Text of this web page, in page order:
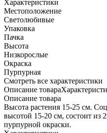
Характеристики
Местоположение
Светолюбивые
Упаковка
Пачка
Высота
Низкорослые
Окраска
Пурпурная
Cмотреть все характеристики
Описание товара
Описание товара
Высота растения 15-25 см.
высотой 15-20 см, состоит из
пурпурной окраски.